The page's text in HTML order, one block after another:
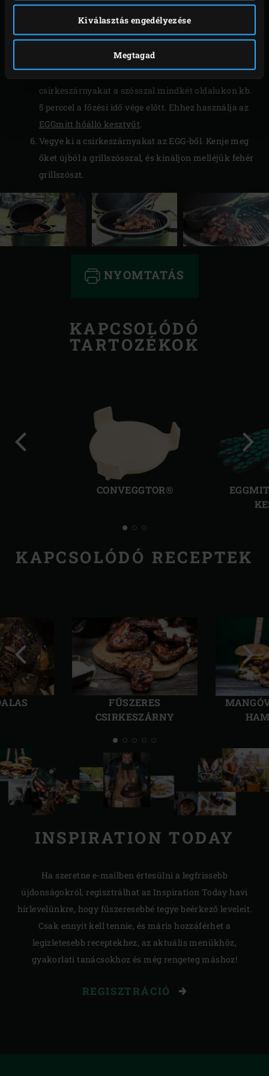
Kiválasztás engedélyezése
Megtagad
szószos edényben.
A csirkeszárnyak elkészülte előtt 10 perccel
helyezze a serpenyőt az EGG rácsára, és csukja be a
fedelet. A cukor elolvadásáig melegítse a keveréket.
Gyakran és jól keverje át a szószt. Kenje meg a
csirkeszárnyakat a szósszal mindkét oldalukon kb.
5 perccel a főzési idő vége előtt. Ehhez használja az
EGGmitt hőálló kesztyűt.
Vegye ki a csirkeszárnyakat az EGG-ből. Kenje meg
őket újból a grillszósszal, és kínáljon melléjük fehér
grillszószt.
NYOMTATÁS
KAPCSOLÓDÓ
TARTOZÉKOK
CONVEGGTOR®
KAPCSOLÓDÓ RECEPTEK
FŰSZERES
CSIRKESZÁRNY
Előző
kép
kép
INSPIRATION TODAY
Ha szeretne e-mailben értesülni a legfrissebb
újdonságokról, regisztrálhat az Inspiration Today havi
hírlevelünkre, hogy fűszeresebbé tegye beérkező leveleit.
Csak ennyit kell tennie, és máris hozzáférhet a
legízletesebb receptekhez, az aktuális menükhöz,
gyakorlati tanácsokhoz és még rengeteg máshoz!
REGISZTRÁCIÓ